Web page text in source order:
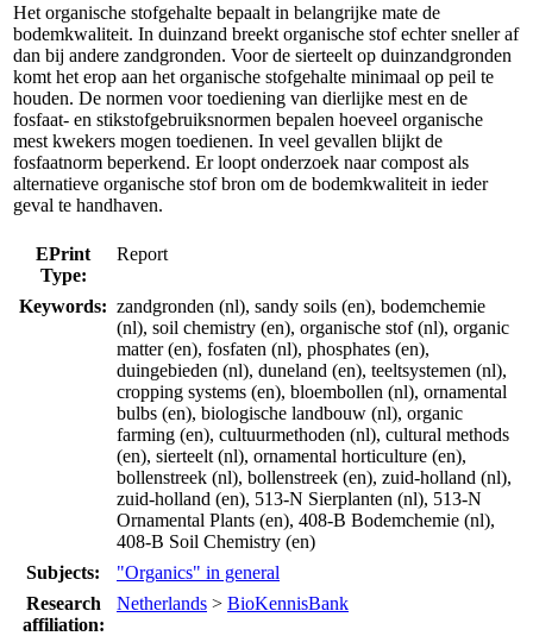
Het organische stofgehalte bepaalt in belangrijke mate de
bodemkwaliteit. In duinzand breekt organische stof echter sneller af
dan bij andere zandgronden. Voor de sierteelt op duinzandgronden
komt het erop aan het organische stofgehalte minimaal op peil te
houden. De normen voor toediening van dierlijke mest en de
fosfaat- en stikstofgebruiksnormen bepalen hoeveel organische
mest kwekers mogen toedienen. In veel gevallen blijkt de
fosfaatnorm beperkend. Er loopt onderzoek naar compost als
alternatieve organische stof bron om de bodemkwaliteit in ieder
geval te handhaven.
EPrint
Type:
Report
Keywords: zandgronden (nl), sandy soils (en), bodemchemie
(nl), soil chemistry (en), organische stof (nl), organic
matter (en), fosfaten (nl), phosphates (en),
duingebieden (nl), duneland (en), teeltsystemen (nl),
cropping systems (en), bloembollen (nl), ornamental
bulbs (en), biologische landbouw (nl), organic
farming (en), cultuurmethoden (nl), cultural methods
(en), sierteelt (nl), ornamental horticulture (en),
bollenstreek (nl), bollenstreek (en), zuid-holland (nl),
zuid-holland (en), 513-N Sierplanten (nl), 513-N
Ornamental Plants (en), 408-B Bodemchemie (nl),
408-B Soil Chemistry (en)
Subjects:
"Organics" in general
Research
affiliation:
Netherlands > BioKennisBank